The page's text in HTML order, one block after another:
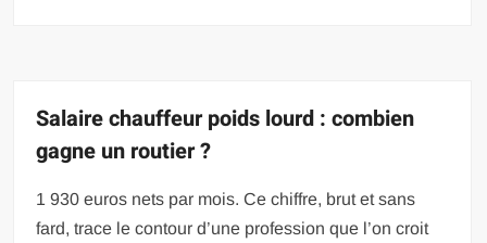
Salaire chauffeur poids lourd : combien
gagne un routier ?
1 930 euros nets par mois. Ce chiffre, brut et sans
fard, trace le contour d’une profession que l’on croit